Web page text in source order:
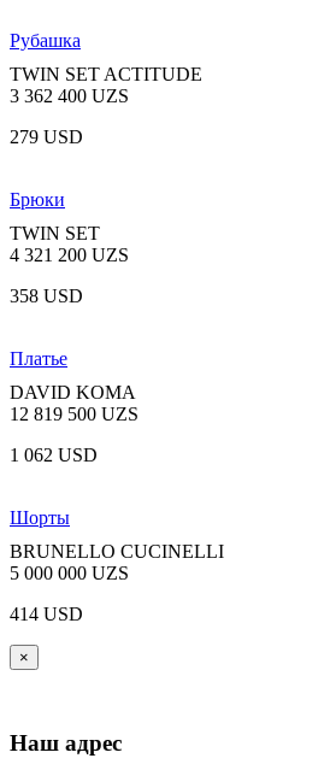
Рубашка
TWIN SET ACTITUDE
3 362 400 UZS
279 USD
Брюки
TWIN SET
4 321 200 UZS
358 USD
Платье
DAVID KOMA
12 819 500 UZS
1 062 USD
Шорты
BRUNELLO CUCINELLI
5 000 000 UZS
414 USD
×
Наш адрес